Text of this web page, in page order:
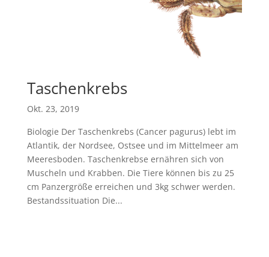
Taschenkrebs
Okt. 23, 2019
Biologie Der Taschenkrebs (Cancer pagurus) lebt im
Atlantik, der Nordsee, Ostsee und im Mittelmeer am
Meeresboden. Taschenkrebse ernähren sich von
Muscheln und Krabben. Die Tiere können bis zu 25
cm Panzergröße erreichen und 3kg schwer werden.
Bestandssituation Die...